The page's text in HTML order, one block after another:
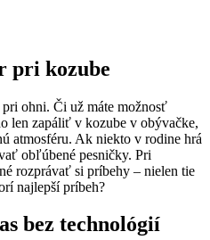
pri kozube
pri ohni. Či už máte možnosť
len zapáliť v kozube v obývačke,
atmosféru. Ak niekto v rodine hrá
obľúbené pesničky. Pri
rozprávať si príbehy – nielen tie
najlepší príbeh?
bez technológií